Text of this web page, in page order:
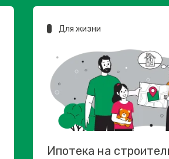
Для жизни
Ипотека на